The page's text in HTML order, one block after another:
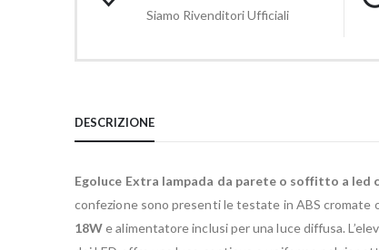
Siamo Rivenditori Ufficiali
DESCRIZIONE
Egoluce Extra lampada da parete o soffitto a led
confezione sono presenti le testate in ABS cromate
18We alimentatore inclusi per una luce diffusa.